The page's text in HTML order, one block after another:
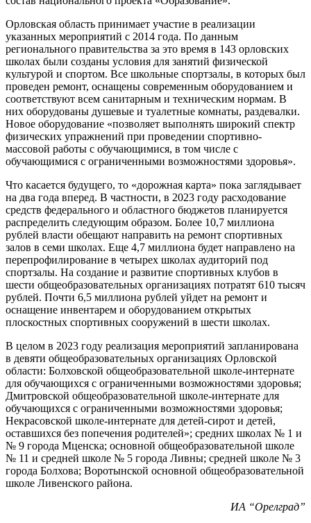
Орловская область принимает участие в реализации
указанных мероприятий с 2014 года. По данным
регионального правительства за это время в 143 орловских
школах были созданы условия для занятий физической
культурой и спортом. Все школьные спортзалы, в которых был
проведен ремонт, оснащены современным оборудованием и
соответствуют всем санитарным и техническим нормам. В
них оборудованы душевые и туалетные комнаты, раздевалки.
Новое оборудование «позволяет выполнять широкий спектр
физических упражнений при проведении спортивно-
массовой работы с обучающимися, в том числе с
обучающимися с ограниченными возможностями здоровья».
Что касается будущего, то «дорожная карта» пока заглядывает
на два года вперед. В частности, в 2023 году расходование
средств федерального и областного бюджетов планируется
распределить следующим образом. Более 10,7 миллиона
рублей власти обещают направить на ремонт спортивных
залов в семи школах. Еще 4,7 миллиона будет направлено на
перепрофилирование в четырех школах аудиторий под
спортзалы. На создание и развитие спортивных клубов в
шести общеобразовательных организациях потратят 610 тысяч
рублей. Почти 6,5 миллиона рублей уйдет на ремонт и
оснащение инвентарем и оборудованием открытых
плоскостных спортивных сооружений в шести школах.
В целом в 2023 году реализация мероприятий запланирована
в девяти общеобразовательных организациях Орловской
области: Болховской общеобразовательной школе-интернате
для обучающихся с ограниченными возможностями здоровья;
Дмитровской общеобразовательной школе-интернате для
обучающихся с ограниченными возможностями здоровья;
Некрасовской школе-интернате для детей-сирот и детей,
оставшихся без попечения родителей»; средних школах № 1 и
№ 9 города Мценска; основной общеобразовательной школе
№ 11 и средней школе № 5 города Ливны; средней школе № 3
города Болхова; Воротынской основной общеобразовательной
школе Ливенского района.
ИА “Орелград”